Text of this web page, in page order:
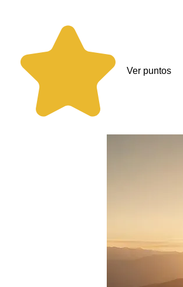
Ver puntos